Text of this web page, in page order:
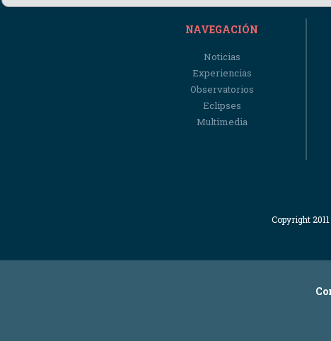
NAVEGACIÓN
Noticias
Experiencias
Observatorios
Eclipses
Multimedia
Copyright